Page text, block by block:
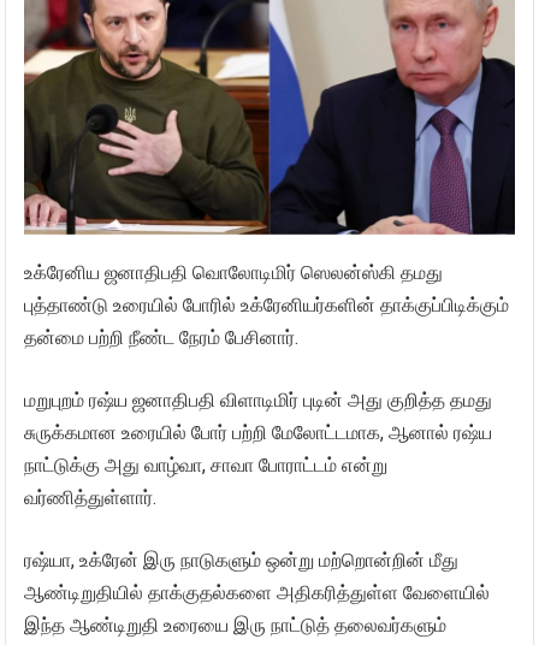
உக்ரேனிய ஜனாதிபதி வொலோடிமிர் ஸெலன்ஸ்கி தமது
புத்தாண்டு உரையில் போரில் உக்ரேனியர்களின் தாக்குப்பிடிக்கும்
தன்மை பற்றி நீண்ட நேரம் பேசினார்.
மறுபுறம் ரஷ்ய ஜனாதிபதி விளாடிமிர் புடின் அது குறித்த தமது
சுருக்கமான உரையில் போர் பற்றி மேலோட்டமாக, ஆனால் ரஷ்ய
நாட்டுக்கு அது வாழ்வா, சாவா போராட்டம் என்று
வர்ணித்துள்ளார்.
ரஷ்யா, உக்ரேன் இரு நாடுகளும் ஒன்று மற்றொன்றின் மீது
ஆண்டிறுதியில் தாக்குதல்களை அதிகரித்துள்ள வேளையில்
இந்த ஆண்டிறுதி உரையை இரு நாட்டுத் தலைவர்களும்